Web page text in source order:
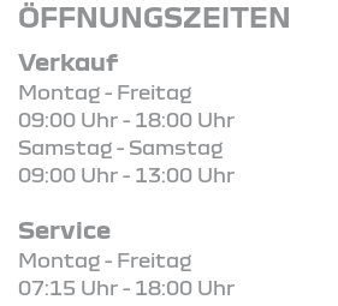
ÖFFNUNGSZEITEN
Verkauf
Montag - Freitag
09:00 Uhr - 18:00 Uhr
Samstag - Samstag
09:00 Uhr - 13:00 Uhr
Service
Montag - Freitag
07:15 Uhr - 18:00 Uhr